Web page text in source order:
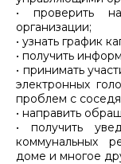
• проверить
организации;
• узнать график
• получить
• принимать
электронных
проблем с
• направить
• получить
коммунальных
доме и многое